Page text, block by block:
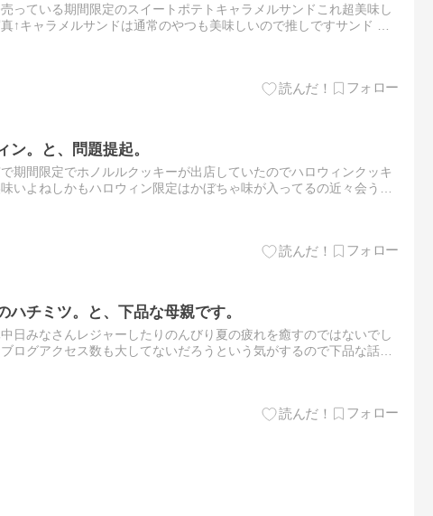
っている期間限定のスイートポテトキャラメルサンドこれ超美味し
↑キャラメルサンドは通常のやつも美味しいので推しですサンド 即
。と、問題提起。
期間限定でホノルルクッキーが出店していたのでハロウィンクッキ
いよねしかもハロウィン限定はかぼちゃ味が入ってるの近々会う予
チミツ。と、下品な母親です。
日みなさんレジャーしたりのんびり夏の疲れを癒すのではないでし
ログアクセス数も大してないだろうという気がするので下品な話を